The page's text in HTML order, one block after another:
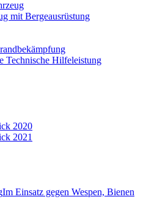
mit Bergeausrüstung
Technische Hilfeleistung
2020
2021
Im Einsatz gegen Wespen, Bienen